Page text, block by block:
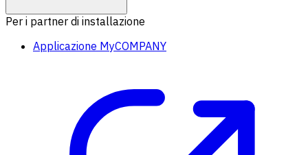
Per i partner di installazione
Applicazione MyCOMPANY